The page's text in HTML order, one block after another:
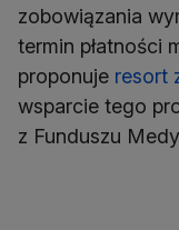
zobowiązania
termin płatności
proponuje resort
wsparcie tego
z Funduszu